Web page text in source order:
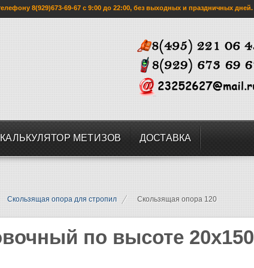
8(929)673-69-67 с 9:00 до 22:00, без выходных и праздничных дней.
КАЛЬКУЛЯТОР МЕТИЗОВ ДОСТАВКА
Скользящая опора для стропил Скользящая опора 120
по высоте 20х150